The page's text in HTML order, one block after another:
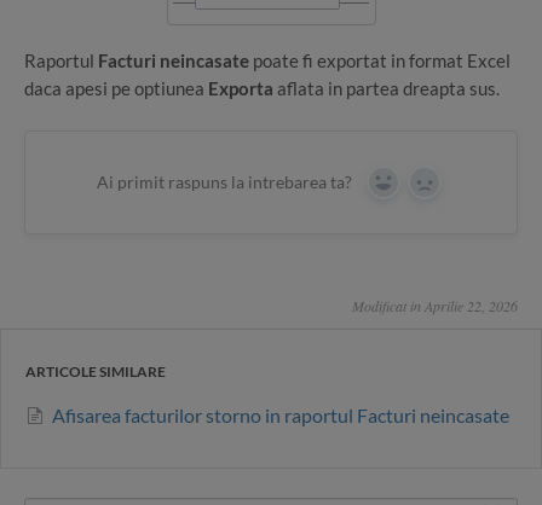
Raportul Facturi neincasate poate fi exportat in format Excel
daca apesi pe optiunea Exporta aflata in partea dreapta sus.
Ai primit raspuns la intrebarea ta? Yes No
Modificat in Aprilie 22, 2026
ARTICOLE SIMILARE
Afisarea facturilor storno in raportul Facturi neincasate